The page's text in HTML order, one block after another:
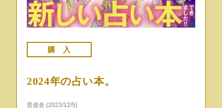
購 入
2024年の占い本。
晋遊舎 (2023/12/5)